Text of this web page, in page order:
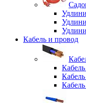
Кабель и провод